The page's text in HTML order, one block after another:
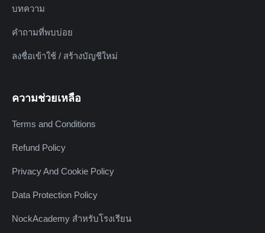
บทความ
คำถามที่พบบ่อย
ลงชื่อเข้าใช้ / สร้างบัญชีใหม่
ความช่วยเหลือ
Terms and Conditions
Refund Policy
Privacy And Cookie Policy
Data Protection Policy
NockAcademy สำหรับโรงเรียน